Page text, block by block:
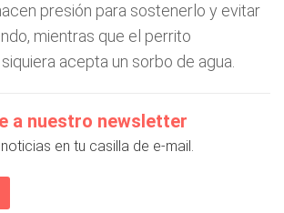
presión para sostenerlo y evitar
mientras que el perrito
acepta un sorbo de agua.
a nuestro newsletter
en tu casilla de e-mail.